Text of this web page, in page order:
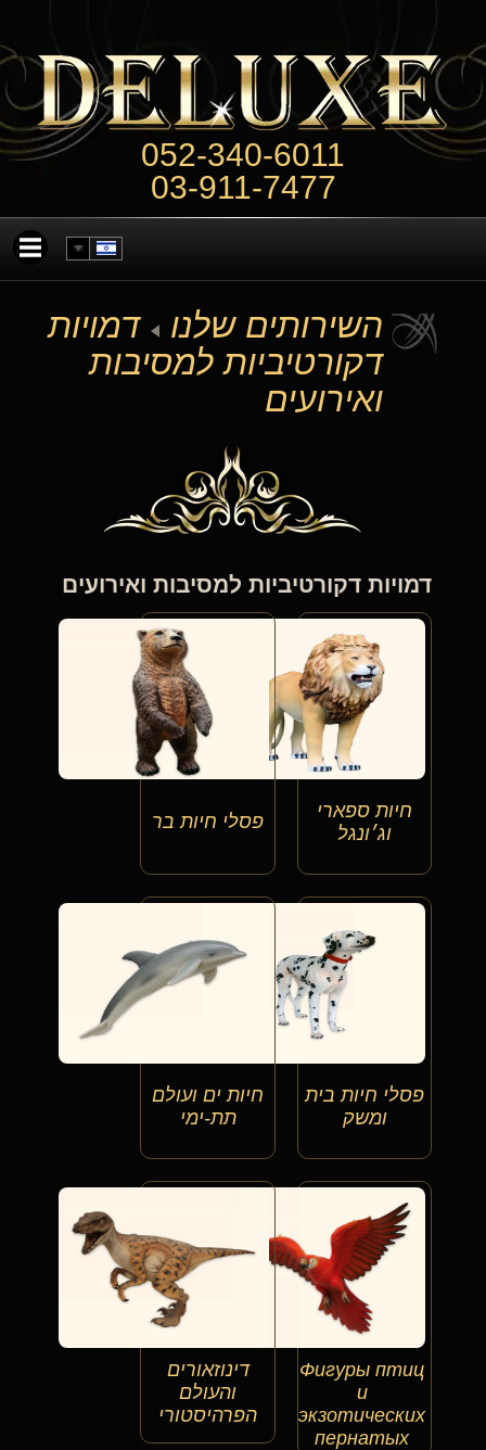
052-340-6011
03-911-7477
השירותים שלנו
דמויות
דקורטיביות למסיבות
ואירועים
דמויות דקורטיביות למסיבות ואירועים
חיות ספארי
וג׳ונגל
פסלי חיות בר
פסלי חיות בית
ומשק
חיות ים ועולם
תת-ימי
Фигуры птиц
и
экзотических
пернатых
דינוזאורים
והעולם
הפרהיסטורי